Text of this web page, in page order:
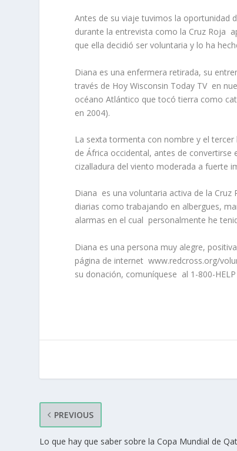
Antes de su viaje tuvimos la oportunidad
durante la entrevista como la Cruz Roja
que ella decidió ser voluntaria y lo ha
Diana es una enfermera retirada, su
través de Hoy Wisconsin Today TV en
océano Atlántico que tocó tierra como
en 2004).
La sexta tormenta con nombre y el
de África occidental, antes de convertirse
cizalladura del viento moderada a fuerte
Diana es una voluntaria activa de la Cruz
diarias como trabajando en albergues,
alarmas en el cual personalmente he
Diana es una persona muy alegre,
página de internet www.redcross.org/
su donación, comuníquese al 1-800-
PREVIOUS
Lo que hay que saber sobre la Copa Mundial de